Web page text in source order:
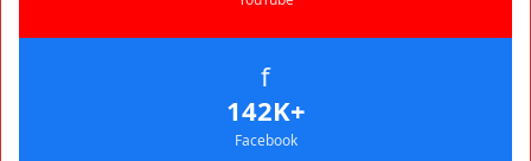
f
+142K
Facebook